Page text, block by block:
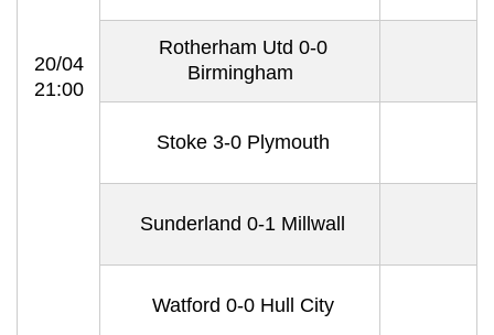
20/04
21:00
Rotherham Utd 0-0
Birmingham
Stoke 3-0 Plymouth
Sunderland 0-1 Millwall
Watford 0-0 Hull City